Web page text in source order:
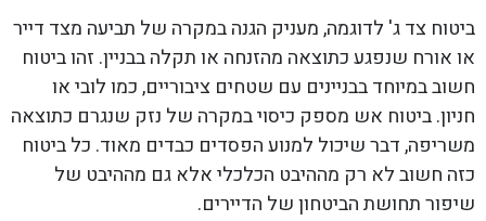
ביטוח צד ג' לדוגמה, מעניק הגנה במקרה של תביעה מצד דייר
או אורח שנפגע כתוצאה מהזנחה או תקלה בבניין. זהו ביטוח
חשוב במיוחד בבניינים עם שטחים ציבוריים, כמו לובי או
חניון. ביטוח אש מספק כיסוי במקרה של נזק שנגרם כתוצאה
משריפה, דבר שיכול למנוע הפסדים כבדים מאוד. כל ביטוח
כזה חשוב לא רק מההיבט הכלכלי אלא גם מההיבט של
שיפור תחושת הביטחון של הדיירים.